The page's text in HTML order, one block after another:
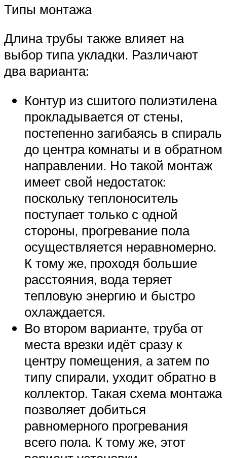
Типы монтажа
Длина трубы также влияет на
выбор типа укладки. Различают
два варианта:
Контур из сшитого полиэтилена
прокладывается от стены,
постепенно загибаясь в спираль
до центра комнаты и в обратном
направлении. Но такой монтаж
имеет свой недостаток:
поскольку теплоноситель
поступает только с одной
стороны, прогревание пола
осуществляется неравномерно.
К тому же, проходя большие
расстояния, вода теряет
тепловую энергию и быстро
охлаждается.
Во втором варианте, труба от
места врезки идёт сразу к
центру помещения, а затем по
типу спирали, уходит обратно в
коллектор. Такая схема монтажа
позволяет добиться
равномерного прогревания
всего пола. К тому же, этот